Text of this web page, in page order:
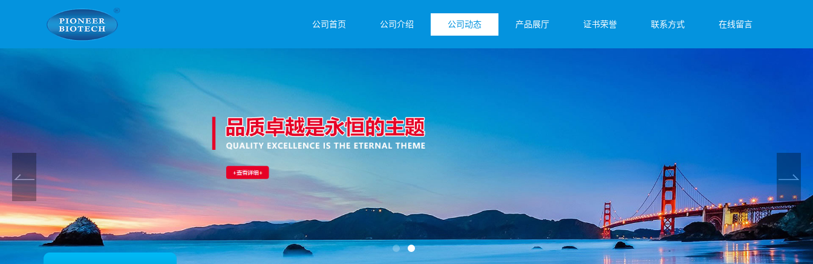
公司首页 公司介绍 公司动态 产品展厅 证书荣誉 联系方式 在线留言